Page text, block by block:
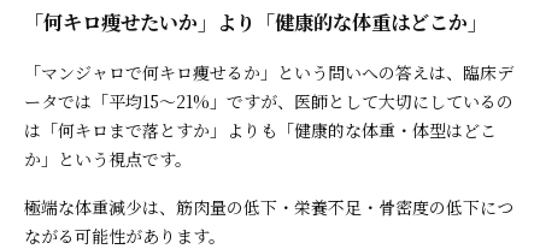
「何キロ痩せたいか」より「健康的な体重はどこか」
「マンジャロで何キロ痩せるか」という問いへの答えは、臨床デ
ータでは「平均15〜21%」ですが、医師として大切にしているの
は「何キロまで落とすか」よりも「健康的な体重・体型はどこ
か」という視点です。
極端な体重減少は、筋肉量の低下・栄養不足・骨密度の低下につ
ながる可能性があります。